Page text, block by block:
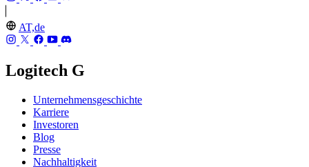
AT,de
Logitech G
Unternehmensgeschichte
Karriere
Investoren
Blog
Presse
Nachhaltigkeit